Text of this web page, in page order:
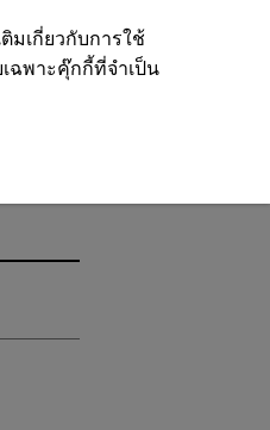
มเกี่ยวกับการใช้
เฉพาะคุ๊กกี้ที่จำเป็น